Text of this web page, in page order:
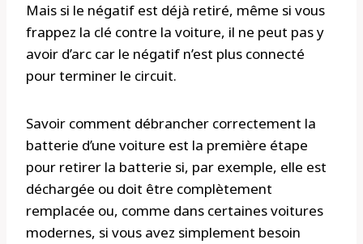
Mais si le négatif est déjà retiré, même si vous
frappez la clé contre la voiture, il ne peut pas y
avoir d’arc car le négatif n’est plus connecté
pour terminer le circuit.
Savoir comment débrancher correctement la
batterie d’une voiture est la première étape
pour retirer la batterie si, par exemple, elle est
déchargée ou doit être complètement
remplacée ou, comme dans certaines voitures
modernes, si vous avez simplement besoin